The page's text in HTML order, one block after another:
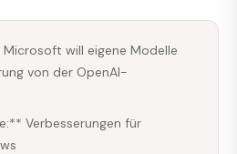
will eigene Modelle
von der OpenAI-
Verbesserungen für